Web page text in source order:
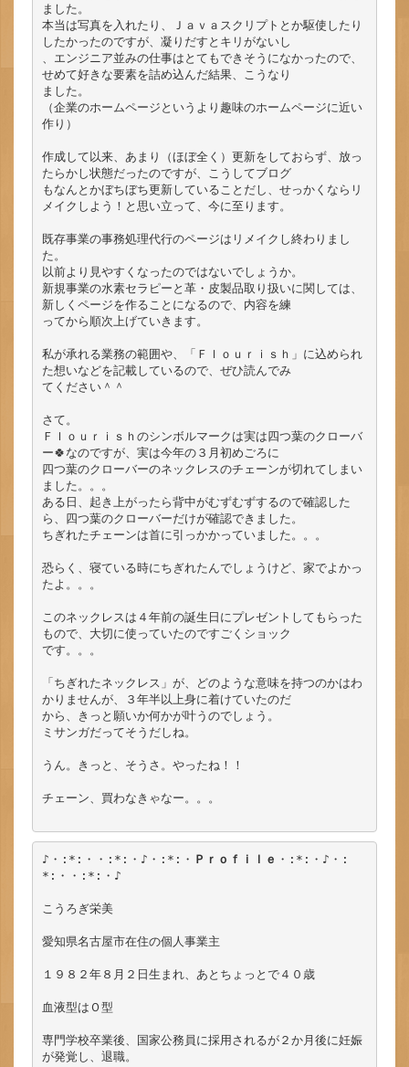
ました。
本当は写真を入れたり、Ｊａｖａスクリプトとか駆使したり
したかったのですが、凝りだすとキリがないし
、エンジニア並みの仕事はとてもできそうになかったので、
せめて好きな要素を詰め込んだ結果、こうなり
ました。
（企業のホームページというより趣味のホームページに近い
作り）
作成して以来、あまり（ほぼ全く）更新をしておらず、放っ
たらかし状態だったのですが、こうしてブログ
もなんとかぼちぼち更新していることだし、せっかくならリ
メイクしよう！と思い立って、今に至ります。
既存事業の事務処理代行のページはリメイクし終わりまし
た。
以前より見やすくなったのではないでしょうか。
新規事業の水素セラピーと革・皮製品取り扱いに関しては、
新しくページを作ることになるので、内容を練
ってから順次上げていきます。
私が承れる業務の範囲や、「Ｆｌｏｕｒｉｓｈ」に込められ
た想いなどを記載しているので、ぜひ読んでみ
てください＾＾
さて。
Ｆｌｏｕｒｉｓｈのシンボルマークは実は四つ葉のクローバ
ー🍀なのですが、実は今年の３月初めごろに
四つ葉のクローバーのネックレスのチェーンが切れてしまい
ました。。。
ある日、起き上がったら背中がむずむずするので確認した
ら、四つ葉のクローバーだけが確認できました。
ちぎれたチェーンは首に引っかかっていました。。。
恐らく、寝ている時にちぎれたんでしょうけど、家でよかっ
たよ。。。
このネックレスは４年前の誕生日にプレゼントしてもらった
もので、大切に使っていたのですごくショック
です。。。
「ちぎれたネックレス」が、どのような意味を持つのかはわ
かりませんが、３年半以上身に着けていたのだ
から、きっと願いか何かが叶うのでしょう。
ミサンガだってそうだしね。
うん。きっと、そうさ。やったね！！
チェーン、買わなきゃなー。。。
♪・:*:・・:*:・♪・:*:・ Ｐｒｏｆｉｌｅ ・:*:・♪・:
*:・・:*:・♪
こうろぎ栄美
愛知県名古屋市在住の個人事業主
１９８２年８月２日生まれ、あとちょっとで４０歳
血液型はＯ型
専門学校卒業後、国家公務員に採用されるが２か月後に妊娠
が発覚し、退職。